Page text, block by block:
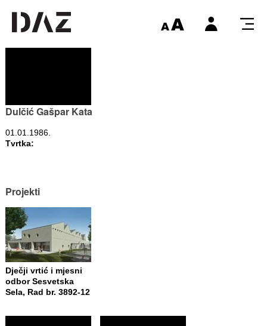
Dulčić Gašpar Kata
01.01.1986.
Tvrtka:
Projekti
Dječji vrtić i mjesni
odbor Sesvetska
Sela, Rad br. 3892-12